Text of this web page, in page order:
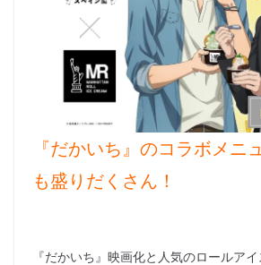
『だかいち』のコラボメニ
も盛りだくさん！
『だかいち』映画化と人気のロールア